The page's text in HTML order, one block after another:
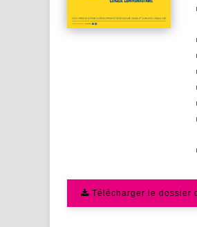
Télécharger le dossier